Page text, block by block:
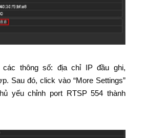
các thông số: địa chỉ IP đầu ghi,
Sau đó, click vào “More Settings”
yếu chỉnh port RTSP 554 thành